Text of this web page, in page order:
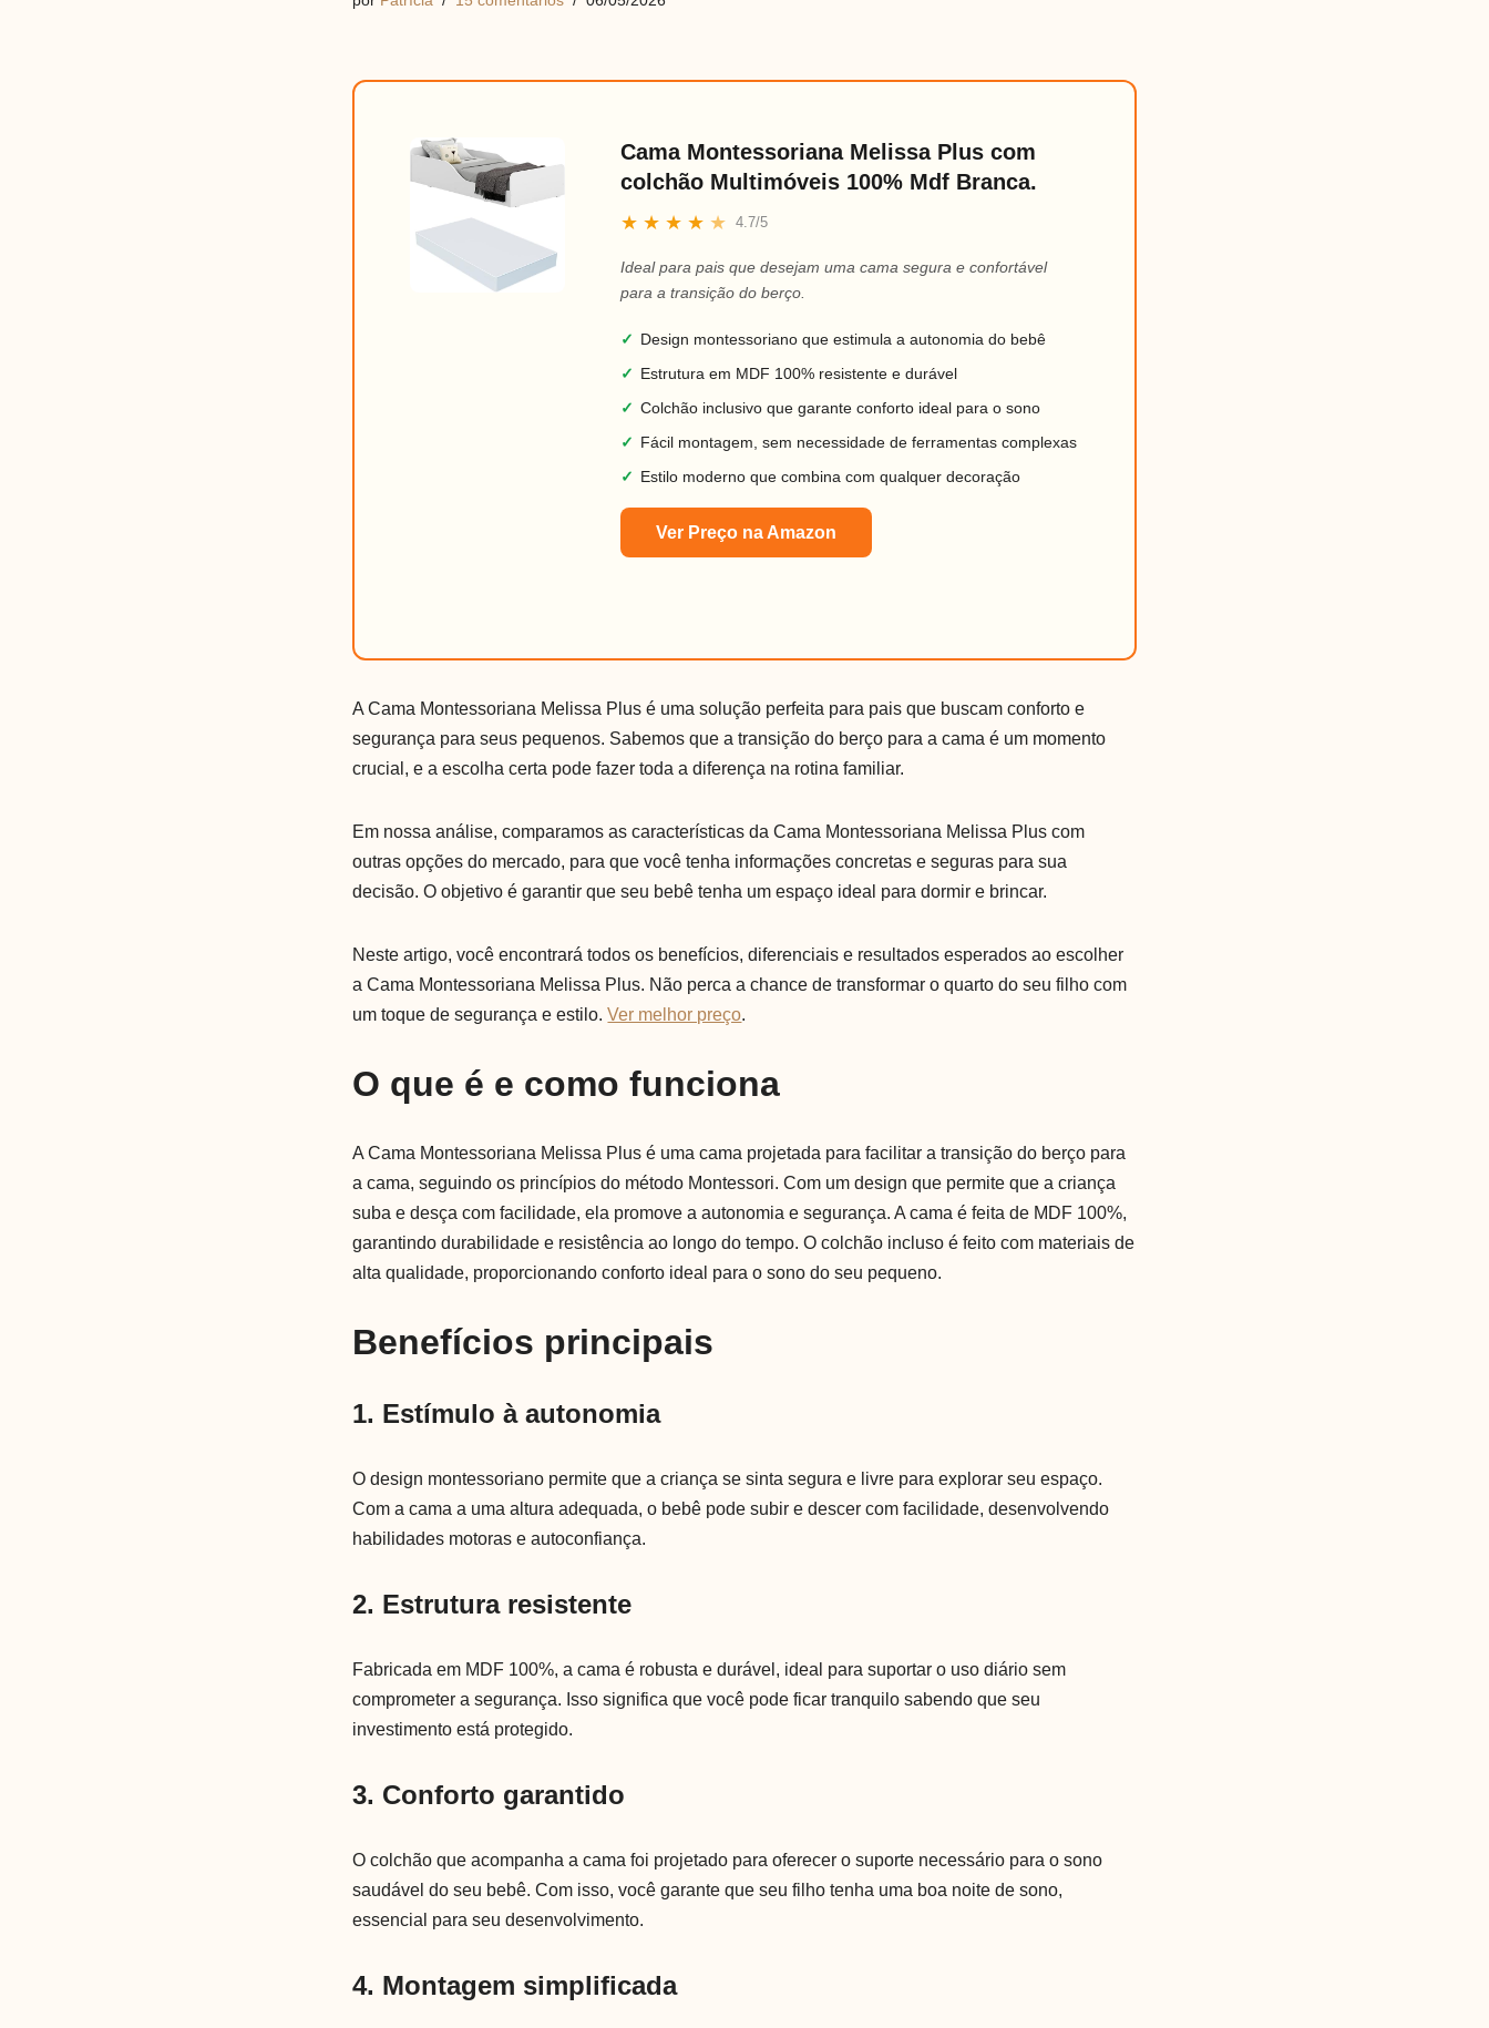
Cama Montessoriana Melissa Plus com
colchão Multimóveis 100% Mdf Branca.
★ ★ ★ ★ ★ 4.7/5
Ideal para pais que desejam uma cama segura e confortável
para a transição do berço.
✓ Design montessoriano que estimula a autonomia do bebê
✓ Estrutura em MDF 100% resistente e durável
✓ Colchão inclusivo que garante conforto ideal para o sono
✓ Fácil montagem, sem necessidade de ferramentas complexas
✓ Estilo moderno que combina com qualquer decoração
Ver Preço na Amazon
A Cama Montessoriana Melissa Plus é uma solução perfeita para pais que buscam conforto e
segurança para seus pequenos. Sabemos que a transição do berço para a cama é um momento
crucial, e a escolha certa pode fazer toda a diferença na rotina familiar.
Em nossa análise, comparamos as características da Cama Montessoriana Melissa Plus com
outras opções do mercado, para que você tenha informações concretas e seguras para sua
decisão. O objetivo é garantir que seu bebê tenha um espaço ideal para dormir e brincar.
Neste artigo, você encontrará todos os benefícios, diferenciais e resultados esperados ao escolher
a Cama Montessoriana Melissa Plus. Não perca a chance de transformar o quarto do seu filho com
um toque de segurança e estilo.Ver melhor preço.
O que é e como funciona
A Cama Montessoriana Melissa Plus é uma cama projetada para facilitar a transição do berço para
a cama, seguindo os princípios do método Montessori. Com um design que permite que a criança
suba e desça com facilidade, ela promove a autonomia e segurança. A cama é feita de MDF 100%,
garantindo durabilidade e resistência ao longo do tempo. O colchão incluso é feito com materiais de
alta qualidade, proporcionando conforto ideal para o sono do seu pequeno.
Benefícios principais
1. Estímulo à autonomia
O design montessoriano permite que a criança se sinta segura e livre para explorar seu espaço.
Com a cama a uma altura adequada, o bebê pode subir e descer com facilidade, desenvolvendo
habilidades motoras e autoconfiança.
2. Estrutura resistente
Fabricada em MDF 100%, a cama é robusta e durável, ideal para suportar o uso diário sem
comprometer a segurança. Isso significa que você pode ficar tranquilo sabendo que seu
investimento está protegido.
3. Conforto garantido
O colchão que acompanha a cama foi projetado para oferecer o suporte necessário para o sono
saudável do seu bebê. Com isso, você garante que seu filho tenha uma boa noite de sono,
essencial para seu desenvolvimento.
4. Montagem simplificada